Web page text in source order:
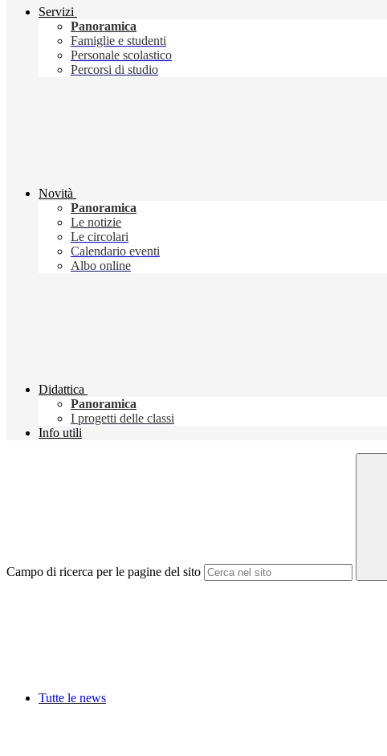
Servizi
Panoramica
Famiglie e studenti
Personale scolastico
Percorsi di studio
Novità
Panoramica
Le notizie
Le circolari
Calendario eventi
Albo online
Didattica
Panoramica
I progetti delle classi
Info utili
Campo di ricerca per le pagine del sito
Tutte le news